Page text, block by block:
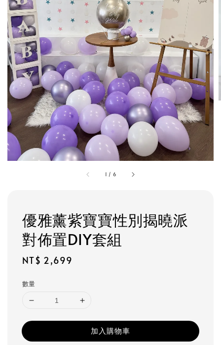
1 / 6
優雅薰紫寶寶性別揭曉派
對佈置DIY套組
Regular
NT$ 2,699
數量
加入購物車